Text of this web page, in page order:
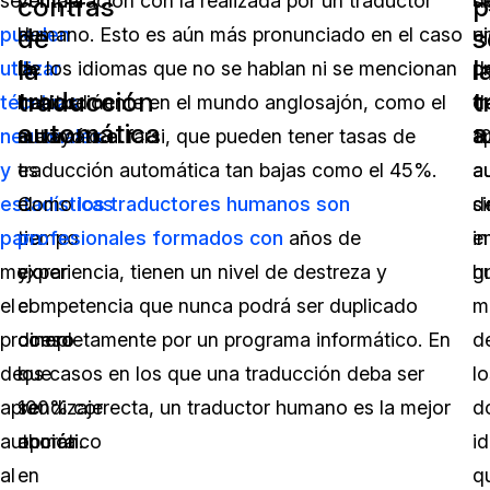
pueden
utilizar
técnicas
neuronales
y
estadísticas
para
mejorar
el
proceso
de
aprendizaje
automático
al
de
la
traducción
automática
de
la
traducción
automática
es
el
tiempo
y
el
dinero
que
se
ahorra
en
humano. Esto es aún más pronunciado en el caso
de los idiomas que no se hablan ni se mencionan
habitualmente en el mundo anglosajón, como el
malayo o el farsi, que pueden tener tasas de
traducción automática tan bajas como el 45%.
Comolos traductores humanos son
profesionales formados con años de
experiencia, tienen un nivel de destreza y
competencia que nunca podrá ser duplicado
completamente por un programa informático. En
los casos en los que una traducción deba ser
100% correcta, un traductor humano es la mejor
opción.